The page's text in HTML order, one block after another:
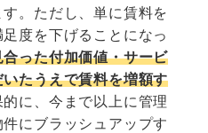
。ただし、単に賃料を
足度を下げることになっ
合った付加価値・サービ
たうえで賃料を増額す
的に、今まで以上に管理
にブラッシュアップす